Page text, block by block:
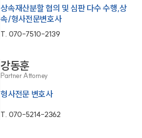
상속재산분할 협의 및 심판 다수 수행,상
속/형사전문변호사
T. 070-7510-2139
강동훈
Partner Attorney
형사전문 변호사
T. 070-5214-2362